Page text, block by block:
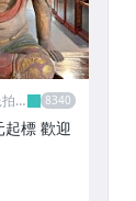
起標 歡迎